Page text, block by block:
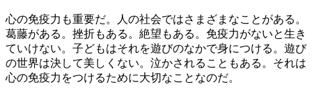
心の免疫力も重要だ。人の社会ではさまざまなことがある。
葛藤がある。挫折もある。絶望もある。免疫力がないと生き
ていけない。子どもはそれを遊びのなかで身につける。遊び
の世界は決して美しくない。泣かされることもある。それは
心の免疫力をつけるために大切なことなのだ。